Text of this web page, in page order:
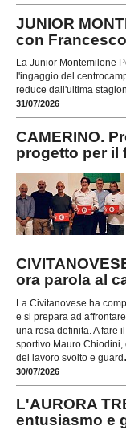
JUNIOR
con
La Junior Montemilone
l'ingaggio del
reduce dall'ultima
31/07/2026
CAMERINO.
progetto per il
ora parola al
La Civitanovese ha
e si prepara ad
una rosa definita. A fare
sportivo Mauro
del lavoro svolto e guard
30/07/2026
L'AURORA
entusiasmo e